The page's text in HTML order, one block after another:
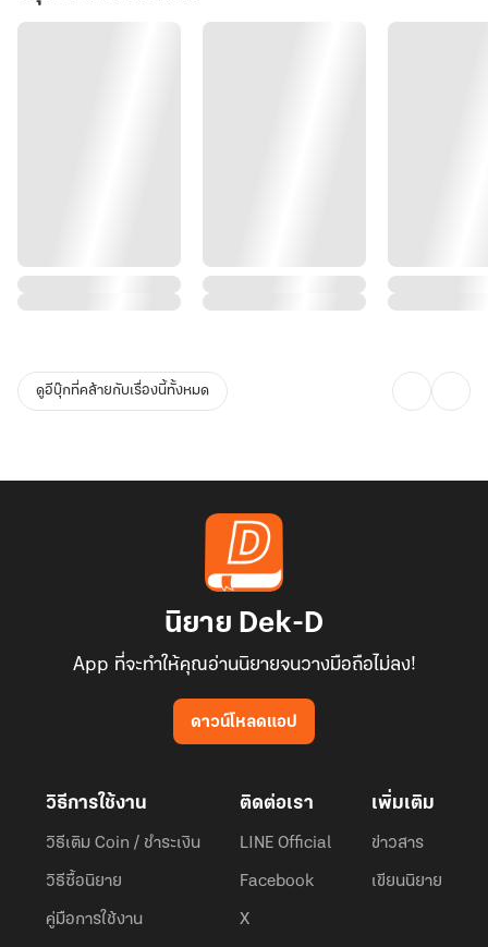
ดูอีบุ๊กที่คล้ายกับเรื่องนี้ทั้งหมด
นิยาย Dek-D
App ที่จะทำให้คุณอ่านนิยายจนวางมือถือไม่ลง!
ดาวน์โหลดแอป
วิธีการใช้งาน
วิธีเติม Coin / ชำระเงิน
วิธีซื้อนิยาย
คู่มือการใช้งาน
ติดต่อเรา
LINE Official
Facebook
X
เพิ่มเติม
ข่าวสาร
เขียนนิยาย